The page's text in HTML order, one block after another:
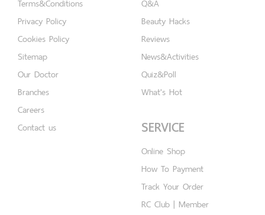
Terms&Conditions
Privacy Policy
Cookies Policy
Sitemap
Our Doctor
Branches
Careers
Contact us
Q&A
Beauty Hacks
Reviews
News&Activities
Quiz&Poll
What's Hot
SERVICE
Online Shop
How To Payment
Track Your Order
RC Club | Member